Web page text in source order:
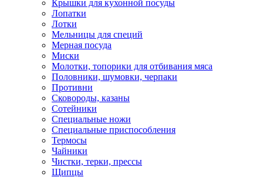
Крышки для кухонной посуды
Лопатки
Лотки
Мельницы для специй
Мерная посуда
Миски
Молотки, топорики для отбивания мяса
Половники, шумовки, черпаки
Противни
Сковороды, казаны
Сотейники
Специальные ножи
Специальные приспособления
Термосы
Чайники
Чистки, терки, прессы
Щипцы